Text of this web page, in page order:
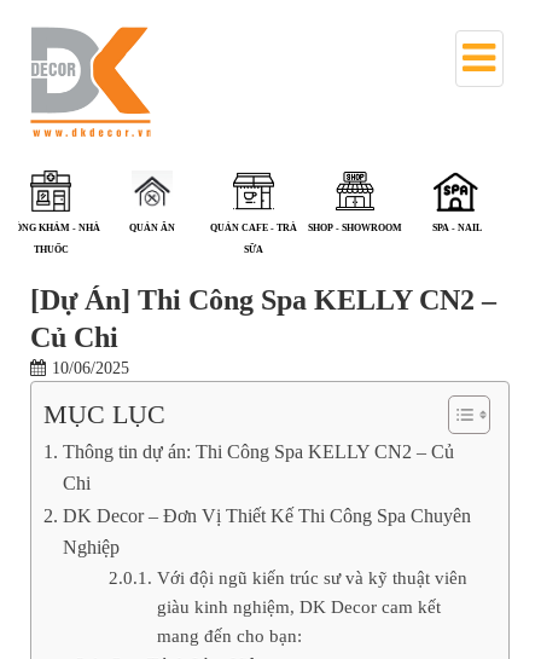
QUÁN ĂN
QUÁN CAFE - TRÀ
SHOP - SHOWROOM SPA - NAIL TRIỂN LÃM
[Dự Án] Thi Công Spa KELLY CN2 –
Củ Chi
10/06/2025
MỤC LỤC
Thông tin dự án: Thi Công Spa KELLY CN2 – Củ
Chi
DK Decor – Đơn Vị Thiết Kế Thi Công Spa Chuyên
Nghiệp
Với đội ngũ kiến trúc sư và kỹ thuật viên
giàu kinh nghiệm, DK Decor cam kết
mang đến cho bạn: